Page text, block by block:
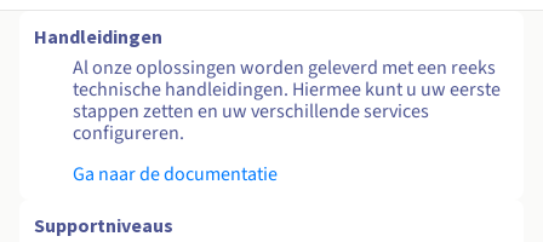
Handleidingen
Al onze oplossingen worden geleverd met een reeks
technische handleidingen. Hiermee kunt u uw eerste
stappen zetten en uw verschillende services
configureren.
Ga naar de documentatie
Supportniveaus